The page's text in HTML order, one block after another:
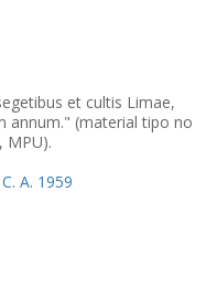
et cultis Limae,
annum." (material tipo no
MPU).
A. 1959